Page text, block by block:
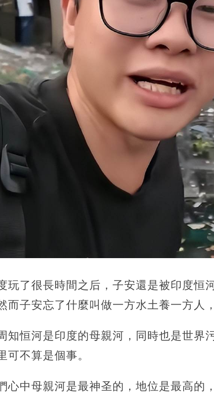
玩了很長時間之后，子安還是被印度恒
而子安忘了什麼叫做一方水土養一方人
知恒河是印度的母親河，同時也是世界
可不算是個事。
心中母親河是最神圣的，地位是最高的